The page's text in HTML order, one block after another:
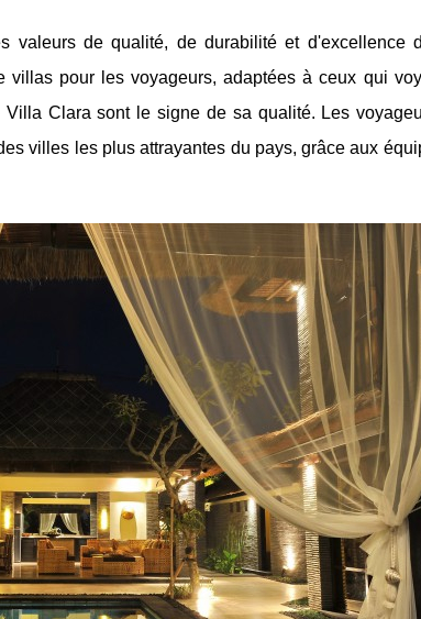
valeurs de qualité, de durabilité et d'excellence
villas pour les voyageurs, adaptées à ceux qui
Clara sont le signe de sa qualité. Les
villes les plus attrayantes du pays, grâce aux